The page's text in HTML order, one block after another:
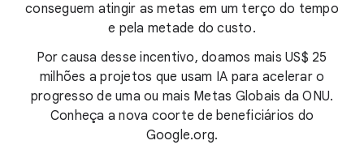
conseguem atingir as metas em um terço do tempo
e pela metade do custo.
Por causa desse incentivo, doamos mais US$ 25
milhões a projetos que usam IA para acelerar o
progresso de uma ou mais Metas Globais da ONU.
Conheça a nova coorte de beneficiários do
Google.org.